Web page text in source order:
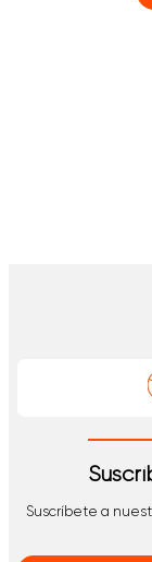
Suscríbete a